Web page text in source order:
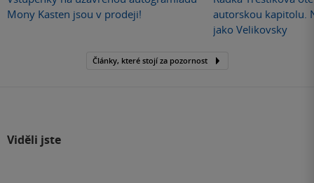
Mony Kasten jsou v prodeji!
autorskou kapitolu.
jako Velikovsky
Články, které stojí za pozornost
Viděli jste